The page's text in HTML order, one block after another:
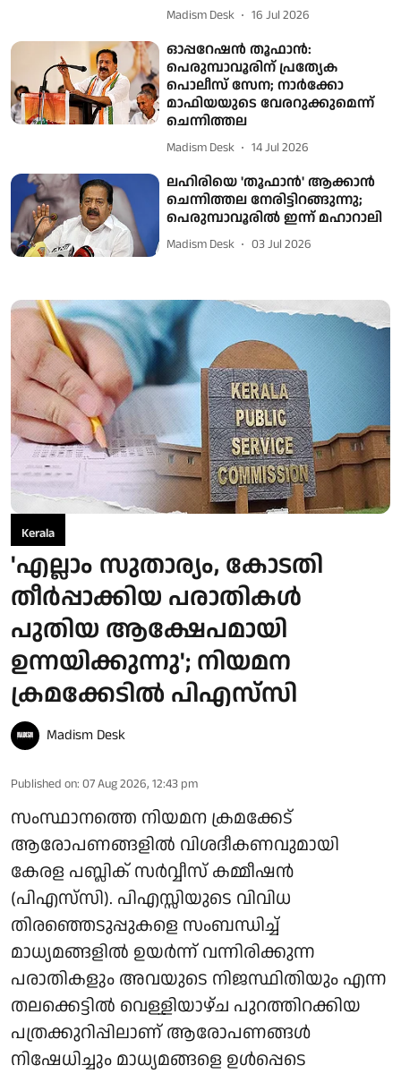
Madism Desk 16 Jul 2026
ഓപ്പറേഷന്‍ തൂഫാന്‍:
പെരുമ്പാവൂരിന് പ്രത്യേക
പൊലീസ് സേന; നാർക്കോ
മാഫിയയുടെ വേരറുക്കുമെന്ന്
ചെന്നിത്തല
Madism Desk 14 Jul 2026
ലഹിരിയെ 'തൂഫാൻ' ആക്കാൻ
ചെന്നിത്തല നേരിട്ടിറങ്ങുന്നു;
പെരുമ്പാവൂരില്‍ ഇന്ന് മഹാറാലി
Madism Desk 03 Jul 2026
Kerala
'എല്ലാം സുതാര്യം, കോടതി
തീര്‍പ്പാക്കിയ പരാതികള്‍
പുതിയ ആക്ഷേപമായി
ഉന്നയിക്കുന്നു'; നിയമന
ക്രമക്കേടില്‍ പിഎസ്‌സി
Madism Desk
Published on: 07 Aug 2026, 12:43 pm
സംസ്ഥാനത്തെ നിയമന ക്രമക്കേട്
ആരോപണങ്ങളില്‍ വിശദീകണവുമായി
കേരള പബ്ലിക് സര്‍വ്വീസ് കമ്മീഷന്‍
(പിഎസ്‌സി). പിഎസ്സിയുടെ വിവിധ
തിരഞ്ഞെടുപ്പുകളെ സംബന്ധിച്ച്
മാധ്യമങ്ങളില്‍ ഉയര്‍ന്ന് വന്നിരിക്കുന്ന
പരാതികളും അവയുടെ നിജസ്ഥിതിയും എന്ന
തലക്കെട്ടില്‍ വെള്ളിയാഴ്ച പുറത്തിറക്കിയ
പത്രക്കുറിപ്പിലാണ് ആരോപണങ്ങള്‍
നിഷേധിച്ചും മാധ്യമങ്ങളെ ഉള്‍പ്പെടെ